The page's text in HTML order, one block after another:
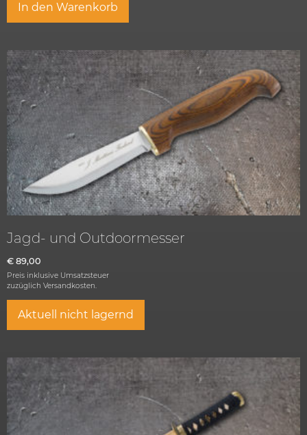
In den Warenkorb
Jagd- und Outdoormesser
€ 89,00
Preis inklusive Umsatzsteuer
zuzüglich Versandkosten.
Aktuell nicht lagernd